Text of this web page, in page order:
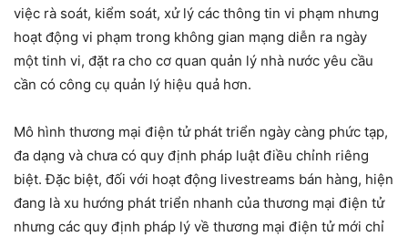
việc rà soát, kiểm soát, xử lý các thông tin vi phạm nhưng
hoạt động vi phạm trong không gian mạng diễn ra ngày
một tinh vi, đặt ra cho cơ quan quản lý nhà nước yêu cầu
cần có công cụ quản lý hiệu quả hơn.
Mô hình thương mại điện tử phát triển ngày càng phức tạp,
đa dạng và chưa có quy định pháp luật điều chỉnh riêng
biệt. Đặc biệt, đối với hoạt động livestreams bán hàng, hiện
đang là xu hướng phát triển nhanh của thương mại điện tử
nhưng các quy định pháp lý về thương mại điện tử mới chỉ